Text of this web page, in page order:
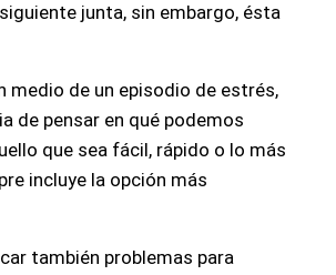
junta, sin embargo, ésta
medio de un episodio de estrés,
de pensar en qué podemos
que sea fácil, rápido o lo más
incluye la opción más
también problemas para